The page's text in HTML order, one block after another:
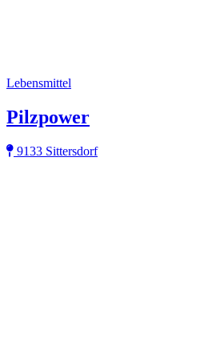
Lebensmittel
Pilzpower
9133 Sittersdorf